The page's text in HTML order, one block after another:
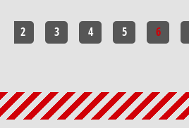
2 3 4 5 6